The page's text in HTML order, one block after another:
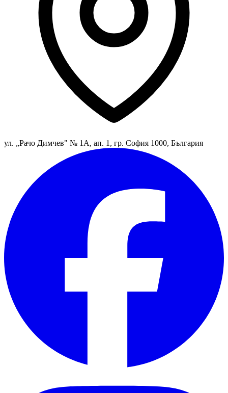
ул. „Рачо Димчев" № 1А, ап. 1, гр. София 1000, България